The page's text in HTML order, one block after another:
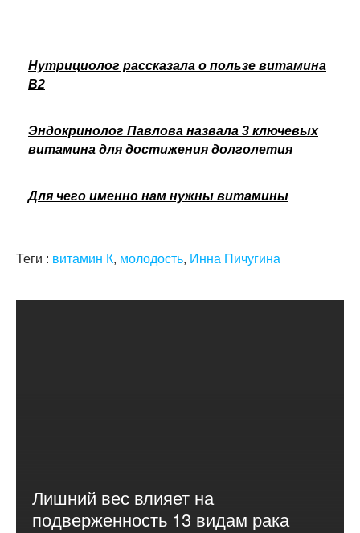
Нутрициолог рассказала о пользе витамина
В2
Эндокринолог Павлова назвала 3 ключевых
витамина для достижения долголетия
Для чего именно нам нужны витамины
Теги : витамин К, молодость, Инна Пичугина
Лишний вес влияет на
подверженность 13 видам рака